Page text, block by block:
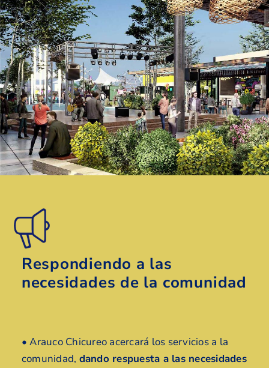
Respondiendo a las
necesidades de la comunidad
• Arauco Chicureo acercará los servicios a la
comunidad, dando respuesta a las necesidades